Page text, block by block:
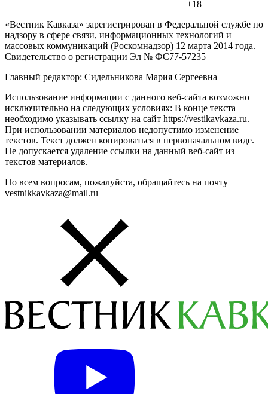
+18
«Вестник Кавказа» зарегистрирован в Федеральной службе по
надзору в сфере связи, информационных технологий и
массовых коммуникаций (Роскомнадзор) 12 марта 2014 года.
Свидетельство о регистрации Эл № ФС77-57235
Главный редактор: Сидельникова Мария Сергеевна
Использование информации с данного веб-сайта возможно
исключительно на следующих условиях: В конце текста
необходимо указывать ссылку на сайт https://vestikavkaza.ru.
При использовании материалов недопустимо изменение
текстов. Текст должен копироваться в первоначальном виде.
Не допускается удаление ссылки на данный веб-сайт из
текстов материалов.
По всем вопросам, пожалуйста, обращайтесь на почту
vestnikkavkaza@mail.ru